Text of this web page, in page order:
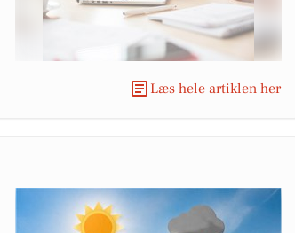
Læs hele artiklen her